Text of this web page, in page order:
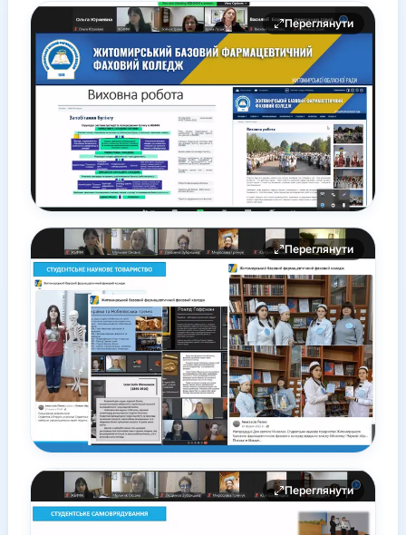
Переглянути
Переглянути
Переглянути